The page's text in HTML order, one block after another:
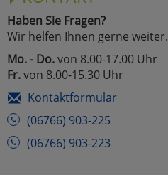
Haben Sie Fragen?
Wir helfen Ihnen gerne weiter.
Mo. - Do.von 8.00-17.00 Uhr
Fr.von 8.00-15.30 Uhr
Kontaktformular
(06766) 903-225
(06766) 903-223